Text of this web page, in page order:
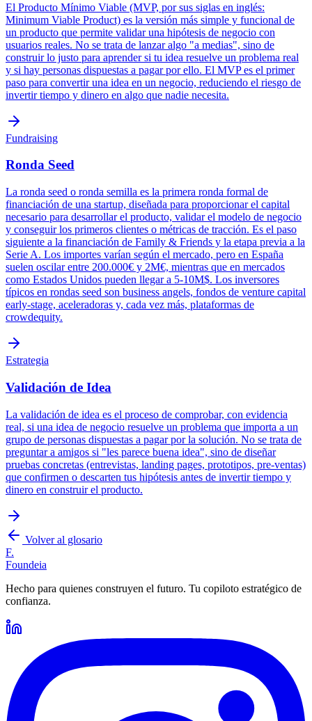
El Producto Mínimo Viable (MVP, por sus siglas en inglés:
Minimum Viable Product) es la versión más simple y funcional de
un producto que permite validar una hipótesis de negocio con
usuarios reales. No se trata de lanzar algo "a medias", sino de
construir lo justo para aprender si tu idea resuelve un problema real
y si hay personas dispuestas a pagar por ello. El MVP es el primer
paso para convertir una idea en un negocio, reduciendo el riesgo de
invertir tiempo y dinero en algo que nadie necesita.
Fundraising
Ronda Seed
La ronda seed o ronda semilla es la primera ronda formal de
financiación de una startup, diseñada para proporcionar el capital
necesario para desarrollar el producto, validar el modelo de negocio
y conseguir los primeros clientes o métricas de tracción. Es el paso
siguiente a la financiación de Family & Friends y la etapa previa a la
Serie A. Los importes varían según el mercado, pero en España
suelen oscilar entre 200.000€ y 2M€, mientras que en mercados
como Estados Unidos pueden llegar a 5-10M$. Los inversores
típicos en rondas seed son business angels, fondos de venture capital
early-stage, aceleradoras y, cada vez más, plataformas de
crowdequity.
Estrategia
Validación de Idea
La validación de idea es el proceso de comprobar, con evidencia
real, si una idea de negocio resuelve un problema que importa a un
grupo de personas dispuestas a pagar por la solución. No se trata de
preguntar a amigos si "les parece buena idea", sino de diseñar
pruebas concretas (entrevistas, landing pages, prototipos, pre-ventas)
que confirmen o descarten tus hipótesis antes de invertir tiempo y
dinero en construir el producto.
Volver al glosario
F.
Foundeia
Hecho para quienes construyen el futuro. Tu copiloto estratégico de
confianza.